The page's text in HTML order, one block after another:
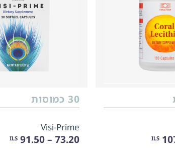
ILS
30 כמוסות
Visi-Prime
73.20 – 91.50
ILS